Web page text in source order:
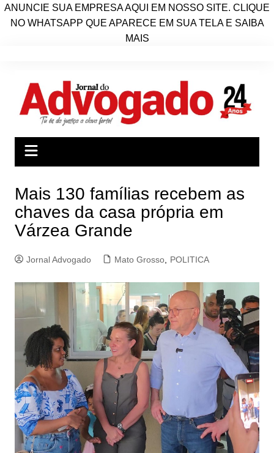
ANUNCIE SUA EMPRESA AQUI EM NOSSO SITE. CLIQUE
NO WHATSAPP QUE APARECE EM SUA TELA E SAIBA
MAIS
conteúdo
Mais 130 famílias recebem as
chaves da casa própria em
Várzea Grande
Jornal Advogado Mato Grosso, POLITICA